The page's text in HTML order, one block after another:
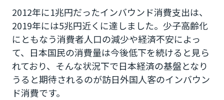
2012年に1兆円だったインバウンド消費支出は、
2019年には5兆円近くに達しました。少子高齢化
にともなう消費者人口の減少や経済不安によっ
て、日本国民の消費量は今後低下を続けると見ら
れており、そんな状況下で日本経済の基盤となり
うると期待されるのが訪日外国人客のインバウン
ド消費です。